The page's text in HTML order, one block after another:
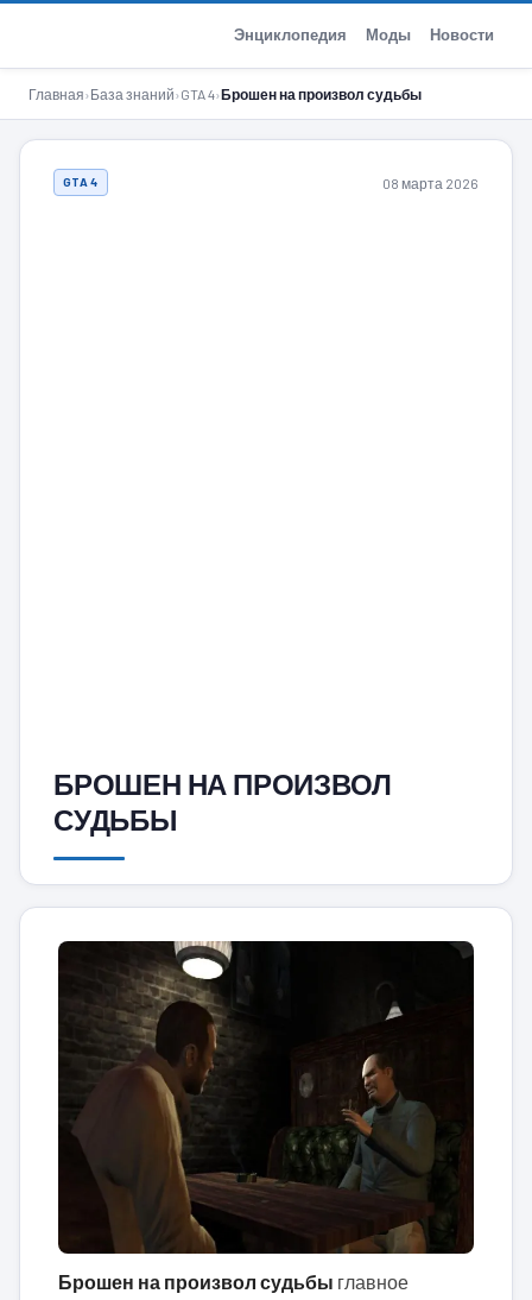
Энциклопедия Моды Новости
Главная›База знаний›GTA 4›Брошен на произвол судьбы
GTA 4 08 марта 2026
БРОШЕН НА ПРОИЗВОЛ
СУДЬБЫ
Брошен на произвол судьбы главное